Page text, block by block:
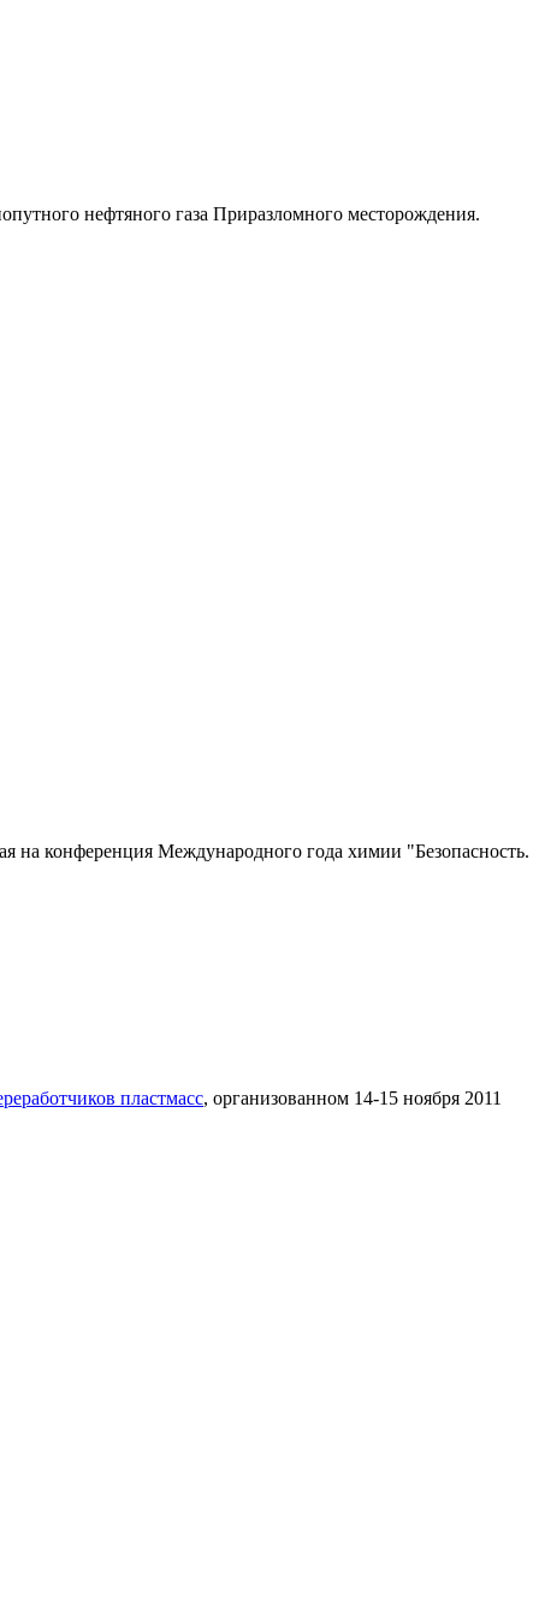
нефтяного газа Приразломного месторождения.
на конференция Международного года химии "Безопасность.
пластмасс, организованном 14-15 ноября 2011